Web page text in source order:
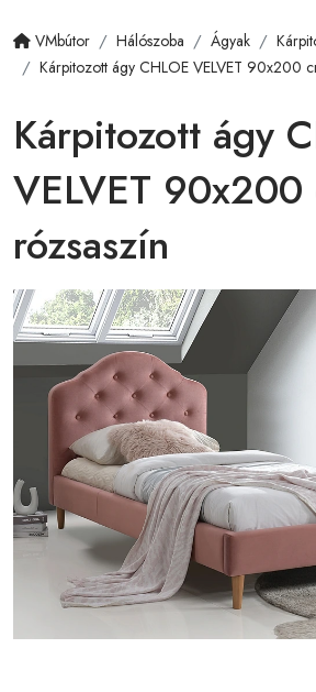
VMbútor Hálószoba Ágyak
Kárpitozott ágy CHLOE VELVET 90x200
Kárpitozott ágy
VELVET
rózsaszín